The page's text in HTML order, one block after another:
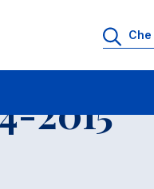
Programmi Insegnamenti
2015